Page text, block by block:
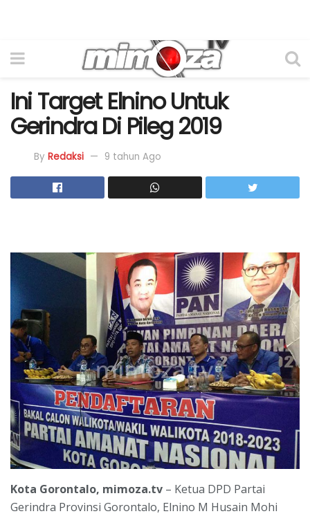
Ini Target Elnino Untuk
Gerindra Di Pileg 2019
By Redaksi 9 tahun Ago
Kota Gorontalo, mimoza.tv – Ketua DPD Partai
Gerindra Provinsi Gorontalo, Elnino M Husain Mohi